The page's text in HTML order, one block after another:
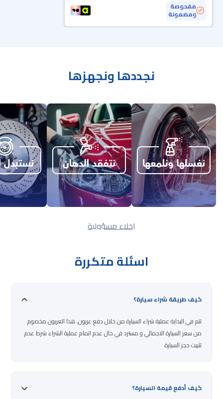
مفحوصة
ومضمونة
نجددها ونجهزها
إخلاء مسؤولية
اسئلة متكررة
كيف طريقة شراء سيارة؟
تتم في البداية عملية شراء السيارة من خلال دفع عربون, هذا العربون مخصوم
من سعر السيارة الاجمالي و مسترد في حال عدم اتمام عملية الشراء شرط عدم
تثبيت حجز السيارة.
كيف أدفع قيمة السيارة؟